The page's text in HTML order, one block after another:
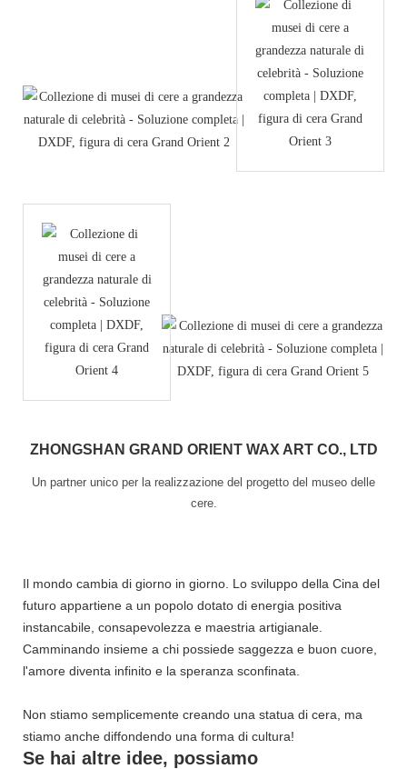
ZHONGSHAN GRAND ORIENT WAX ART CO., LTD
Un partner unico per la realizzazione del progetto del museo delle
cere.
Il mondo cambia di giorno in giorno. Lo sviluppo della Cina del
futuro appartiene a un popolo dotato di energia positiva
instancabile, consapevolezza e maestria artigianale.
Camminando insieme a chi possiede saggezza e buon cuore,
l'amore diventa infinito e la speranza sconfinata.
Non stiamo semplicemente creando una statua di cera, ma
stiamo anche diffondendo una forma di cultura!
Se hai altre idee, possiamo